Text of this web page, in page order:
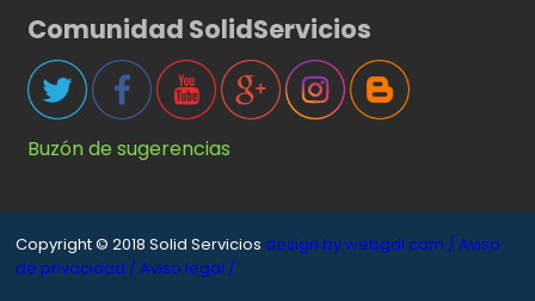
Comunidad SolidServicios
Buzón de sugerencias
Copyright © 2018 Solid Servicios design by webgdl.com /Aviso
de privacidad /Aviso legal /